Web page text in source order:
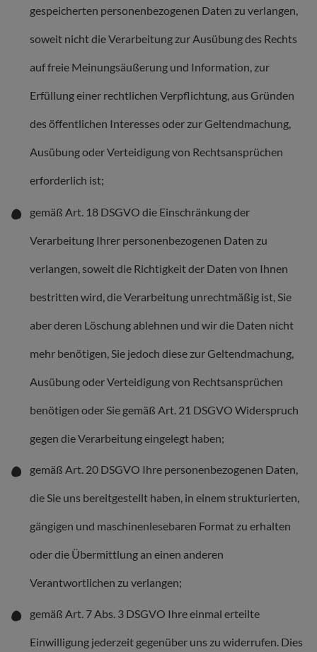
gespeicherten personenbezogenen Daten zu verlangen,
soweit nicht die Verarbeitung zur Ausübung des Rechts
auf freie Meinungsäußerung und Information, zur
Erfüllung einer rechtlichen Verpflichtung, aus Gründen
des öffentlichen Interesses oder zur Geltendmachung,
Ausübung oder Verteidigung von Rechtsansprüchen
erforderlich ist;
gemäß Art. 18 DSGVO die Einschränkung der
Verarbeitung Ihrer personenbezogenen Daten zu
verlangen, soweit die Richtigkeit der Daten von Ihnen
bestritten wird, die Verarbeitung unrechtmäßig ist, Sie
aber deren Löschung ablehnen und wir die Daten nicht
mehr benötigen, Sie jedoch diese zur Geltendmachung,
Ausübung oder Verteidigung von Rechtsansprüchen
benötigen oder Sie gemäß Art. 21 DSGVO Widerspruch
gegen die Verarbeitung eingelegt haben;
gemäß Art. 20 DSGVO Ihre personenbezogenen Daten,
die Sie uns bereitgestellt haben, in einem strukturierten,
gängigen und maschinenlesebaren Format zu erhalten
oder die Übermittlung an einen anderen
Verantwortlichen zu verlangen;
gemäß Art. 7 Abs. 3 DSGVO Ihre einmal erteilte
Einwilligung jederzeit gegenüber uns zu widerrufen. Dies